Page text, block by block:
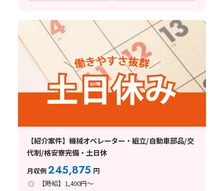
【紹介案件】機械オペレーター・組立/自動車部品/交
代制/格安寮完備・土日休
月収例245,875 円
【時給】1,400円～